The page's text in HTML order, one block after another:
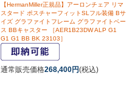
【HermanMiller正規品】アーロンチェア リマ
スタード ポスチャーフィットSLフル装備 Bサ
イズ グラファイトフレーム グラファイトベー
ス BBキャスター ［AER1B23DW ALP G1
G1 G1 BB BK 23103］
通常販売価格268,400円(税込)